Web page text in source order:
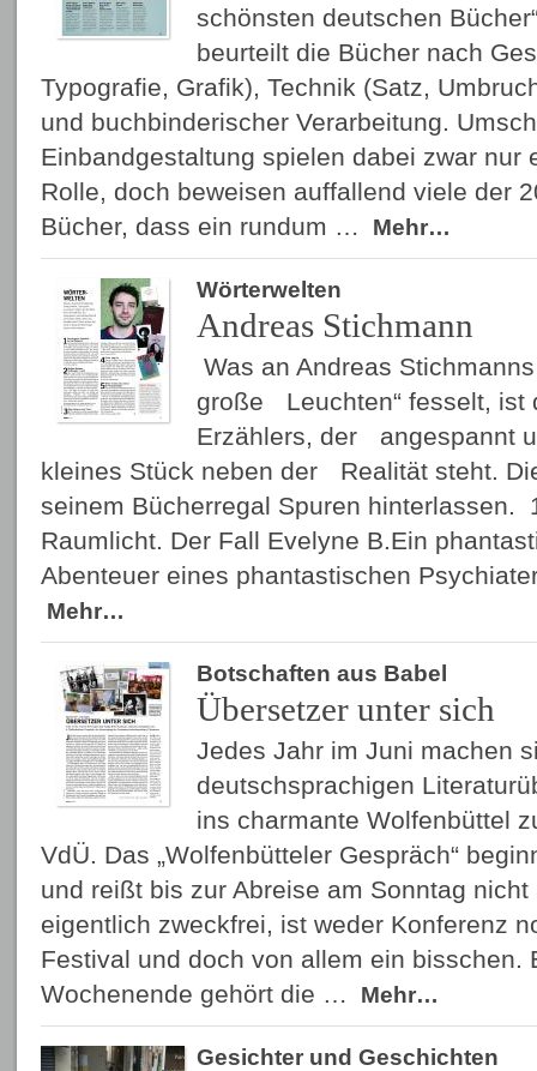
schönsten deutschen
beurteilt die Bücher nach
Typografie, Grafik), Technik (Satz,
und buchbinderischer Verarbeitung.
Einbandgestaltung spielen dabei zwar nur
Rolle, doch beweisen auffallend viele der
Bücher, dass ein rundum …
Mehr…
Wörterwelten
Andreas Stichmann
Was an Andreas
große Leuchten“ fesselt, ist
Erzählers, der angespannt
kleines Stück neben der Realität steht.
seinem Bücherregal Spuren hinterlassen.
Raumlicht. Der Fall Evelyne B.Ein
Abenteuer eines phantastischen
Mehr…
Botschaften aus Babel
Übersetzer unter sich
Jedes Jahr im Juni machen
deutschsprachigen
ins charmante Wolfenbüttel
VdÜ. Das „Wolfenbütteler Gespräch“
und reißt bis zur Abreise am Sonntag
eigentlich zweckfrei, ist weder Konferenz
Festival und doch von allem ein bisschen.
Wochenende gehört die …
Mehr…
Gesichter und Geschichten